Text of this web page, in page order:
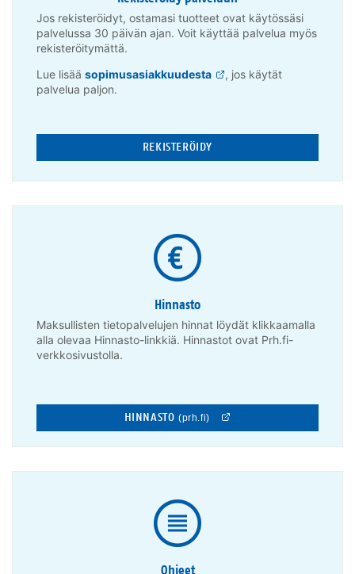
Jos rekisteröidyt, ostamasi tuotteet ovat käytössäsi
palvelussa 30 päivän ajan. Voit käyttää palvelua myös
rekisteröitymättä.
Lue lisää sopimusasiakkuudesta
, jos käytät
palvelua paljon.
REKISTERÖIDY
Hinnasto
Maksullisten tietopalvelujen hinnat löydät klikkaamalla
alla olevaa Hinnasto-linkkiä. Hinnastot ovat Prh.fi-
verkkosivustolla.
HINNASTO (prh.fi)
Ohjeet